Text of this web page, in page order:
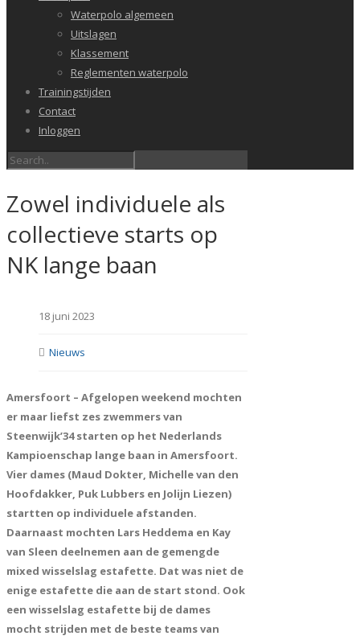
Waterpolo algemeen
Uitslagen
Klassement
Reglementen waterpolo
Trainingstijden
Contact
Inloggen
Zowel individuele als
collectieve starts op
NK lange baan
18 juni 2023
Nieuws
Amersfoort – Afgelopen weekend mochten
er maar liefst zes zwemmers van
Steenwijk’34 starten op het Nederlands
Kampioenschap lange baan in Amersfoort.
Vier dames (Maud Dokter, Michelle van den
Hoofdakker, Puk Lubbers en Jolijn Liezen)
startten op individuele afstanden.
Daarnaast mochten Lars Heddema en Kay
van Sleen deelnemen aan de gemengde
mixed wisselslag estafette. Dat was niet de
enige estafette die aan de start stond. Ook
een wisselslag estafette bij de dames
mocht strijden met de beste teams van